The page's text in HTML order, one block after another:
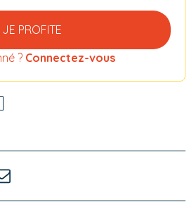
JE PROFITE
? Connectez-vous